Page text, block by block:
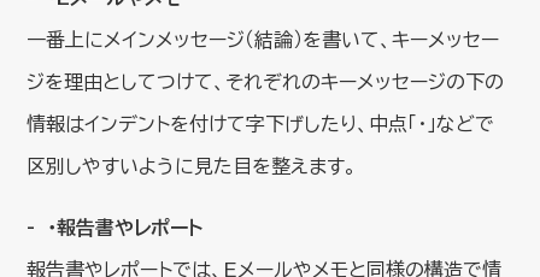
一番上にメインメッセージ（結論）を書いて、キーメッセー
ジを理由としてつけて、それぞれのキーメッセージの下の
情報はインデントを付けて字下げしたり、中点「・」などで
区別しやすいように見た目を整えます。
・報告書やレポート
報告書やレポートでは、Eメールやメモと同様の構造で情